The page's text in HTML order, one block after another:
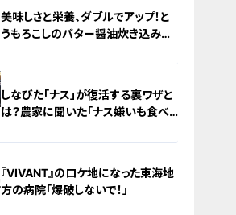
美味しさと栄養、ダブルでアップ！と
うもろこしのバター醤油炊き込みご
しなびた「ナス」が復活する裏ワザと
は？農家に聞いた「ナス嫌いも食べ
『VIVANT』のロケ地になった東海地
方の病院「爆破しないで！」